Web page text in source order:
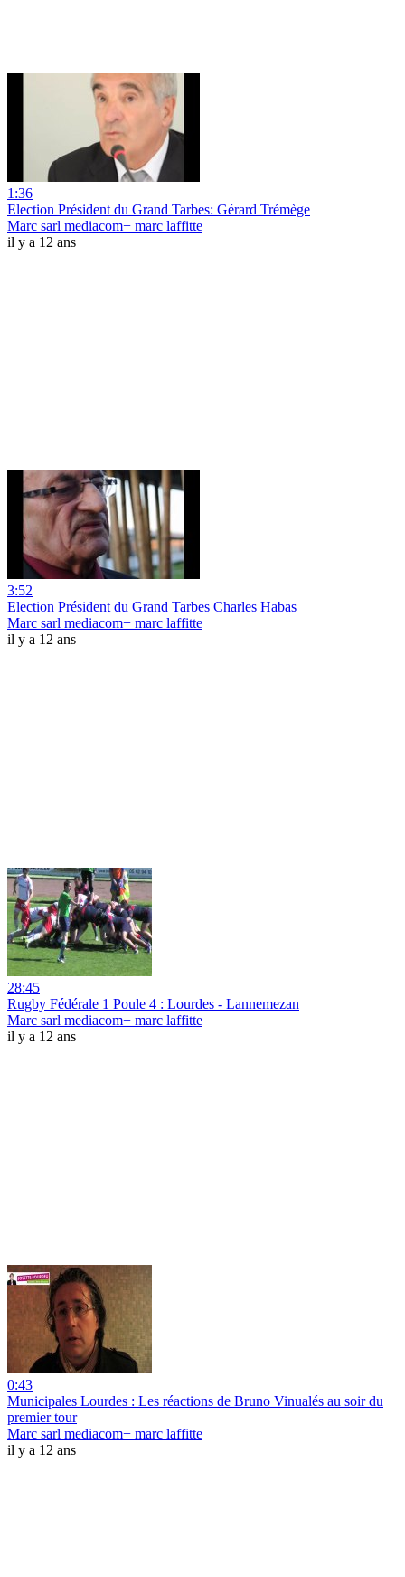
1:36
Election Président du Grand Tarbes: Gérard Trémège
Marc sarl mediacom+ marc laffitte
il y a 12 ans
3:52
Election Président du Grand Tarbes Charles Habas
Marc sarl mediacom+ marc laffitte
il y a 12 ans
28:45
Rugby Fédérale 1 Poule 4 : Lourdes - Lannemezan
Marc sarl mediacom+ marc laffitte
il y a 12 ans
0:43
Municipales Lourdes : Les réactions de Bruno Vinualés au soir du
premier tour
Marc sarl mediacom+ marc laffitte
il y a 12 ans